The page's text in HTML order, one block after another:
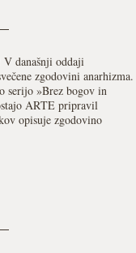
današnji oddaji
zgodovini anarhizma.
serijo »Brez bogov in
ARTE pripravil
opisuje zgodovino